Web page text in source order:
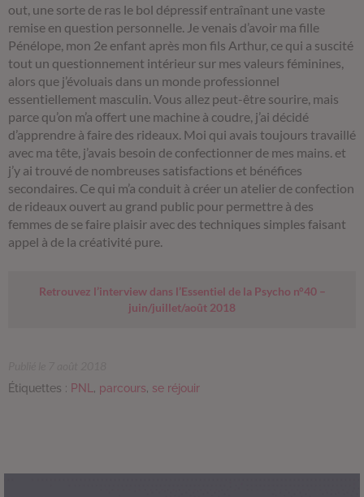
out, une sorte de ras le bol dépressif entraînant une vaste
remise en question personnelle. Je venais d’avoir ma fille
Pénélope, mon 2e enfant après mon fils Arthur, ce qui a suscité
tout un questionnement intérieur sur mes valeurs féminines,
alors que j’évoluais dans un monde professionnel
essentiellement masculin. Vous allez peut-être sourire, mais
parce qu’on m’a offert une machine à coudre, j’ai décidé
d’apprendre à faire des rideaux. Moi qui avais toujours travaillé
avec ma tête, j’avais besoin de confectionner de mes mains. et
j’y ai trouvé de nombreuses satisfactions et bénéfices
secondaires. Ce qui m’a conduit à créer un atelier de confection
de rideaux ouvert au grand public pour permettre à des
femmes de se faire plaisir avec des techniques simples faisant
appel à de la créativité pure.
Retrouvez l’interview dans l’Essentiel de la Psycho n°40 –
juin/juillet/août 2018
Étiquettes : PNL , parcours, se réjouir